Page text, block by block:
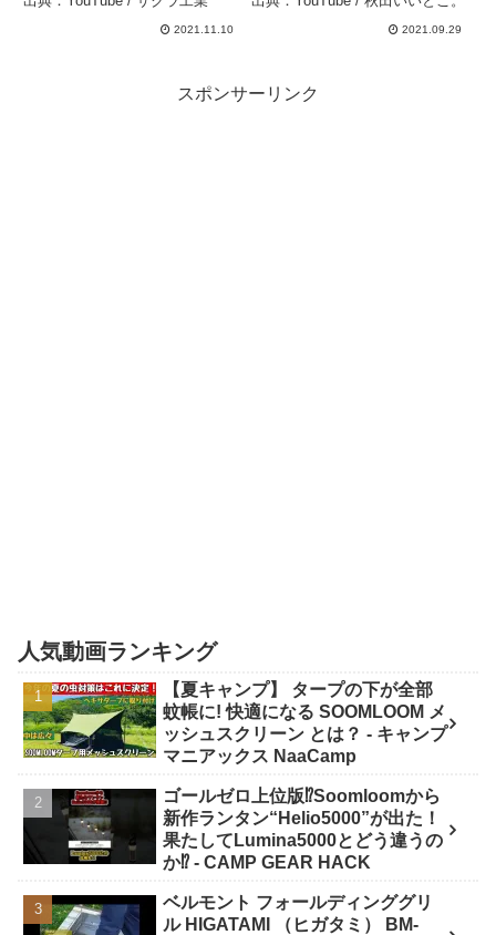
2021.11.10
イッ。 秋田県美郷町仏沢
とこ。 – 秋田いいとこ。
2021.09.29
スポンサーリンク
人気動画ランキング
【夏キャンプ】 タープの下が全部
蚊帳に! 快適になる SOOMLOOM メ
ッシュスクリーン とは？ - キャンプ
マニアックス NaaCamp
ゴールゼロ上位版⁉️Soomloomから
新作ランタン“Helio5000”が出た！
果たしてLumina5000とどう違うの
か⁉️ - CAMP GEAR HACK
ベルモント フォールディンググリ
ル HIGATAMI （ヒガタミ） BM-